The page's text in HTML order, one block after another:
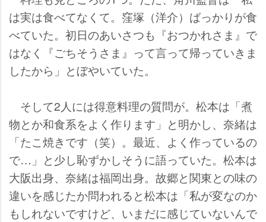
は実は食べてなくて。窪塚（洋介）ばっかりが食
べていた。初日のあいさつも『おつかれさま』で
はなく『ごちそうさま』って言って帰っていきま
したから」とぼやいていた。
そして2人には得意料理の質問が。松本は「煮
物とか和食系をよく作ります」と明かし、奈緒は
「たこ焼きです（笑）。最近、よく作っているの
で…」と少し恥ずかしそうに語っていた。松本は
大阪出身、奈緒は福岡出身。故郷と関東との味の
違いを感じたか問われると松本は「私が変なのか
もしれないですけど、いまだに感じていないんで